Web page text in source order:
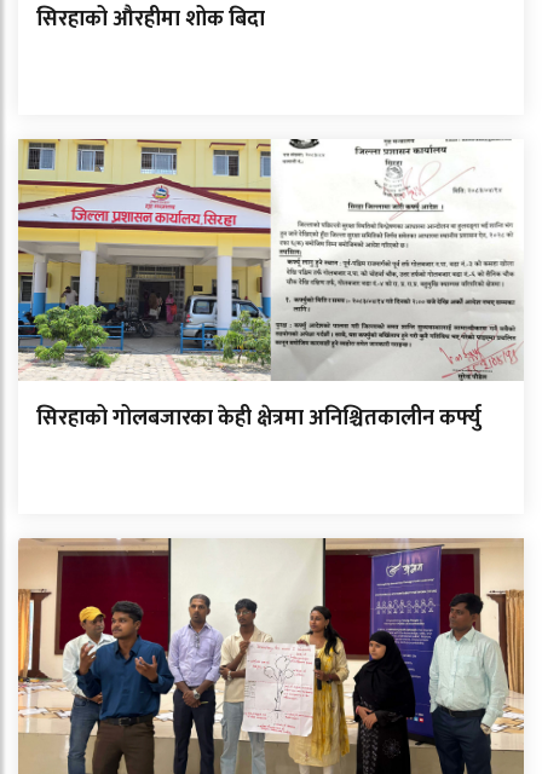
सिरहाको औरहीमा शोक बिदा
सिरहाको गोलबजारका केही क्षेत्रमा अनिश्चितकालीन कर्फ्यु